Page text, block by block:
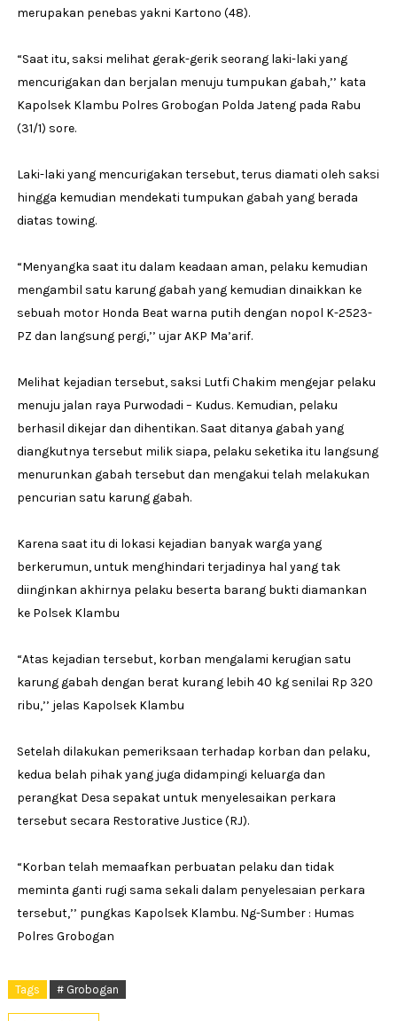
merupakan penebas yakni Kartono (48).
“Saat itu, saksi melihat gerak-gerik seorang laki-laki yang
mencurigakan dan berjalan menuju tumpukan gabah,’’ kata
Kapolsek Klambu Polres Grobogan Polda Jateng pada Rabu
(31/1) sore.
Laki-laki yang mencurigakan tersebut, terus diamati oleh saksi
hingga kemudian mendekati tumpukan gabah yang berada
diatas towing.
“Menyangka saat itu dalam keadaan aman, pelaku kemudian
mengambil satu karung gabah yang kemudian dinaikkan ke
sebuah motor Honda Beat warna putih dengan nopol K-2523-
PZ dan langsung pergi,’’ ujar AKP Ma’arif.
Melihat kejadian tersebut, saksi Lutfi Chakim mengejar pelaku
menuju jalan raya Purwodadi – Kudus. Kemudian, pelaku
berhasil dikejar dan dihentikan. Saat ditanya gabah yang
diangkutnya tersebut milik siapa, pelaku seketika itu langsung
menurunkan gabah tersebut dan mengakui telah melakukan
pencurian satu karung gabah.
Karena saat itu di lokasi kejadian banyak warga yang
berkerumun, untuk menghindari terjadinya hal yang tak
diinginkan akhirnya pelaku beserta barang bukti diamankan
ke Polsek Klambu
“Atas kejadian tersebut, korban mengalami kerugian satu
karung gabah dengan berat kurang lebih 40 kg senilai Rp 320
ribu,’’ jelas Kapolsek Klambu
Setelah dilakukan pemeriksaan terhadap korban dan pelaku,
kedua belah pihak yang juga didampingi keluarga dan
perangkat Desa sepakat untuk menyelesaikan perkara
tersebut secara Restorative Justice (RJ).
“Korban telah memaafkan perbuatan pelaku dan tidak
meminta ganti rugi sama sekali dalam penyelesaian perkara
tersebut,’’ pungkas Kapolsek Klambu. Ng-Sumber : Humas
Polres Grobogan
Tags # Grobogan